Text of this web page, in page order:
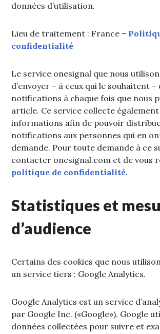
données d’utilisation.
Lieu de traitement : France –
confidentialité
Le service onesignal que nous
d’envoyer – à ceux qui le souhaitent –
notifications à chaque fois que nous
article. Ce service collecte également
informations afin de pouvoir
notifications aux personnes qui en
demande. Pour toute demande à ce
contacter onesignal.com et de vous
politique de confidentialité.
Statistiques et
d’audience
Certains des cookies que nous
un service tiers : Google Analytics.
Google Analytics est un service
par Google Inc. («Google»). Google
données collectées pour suivre et